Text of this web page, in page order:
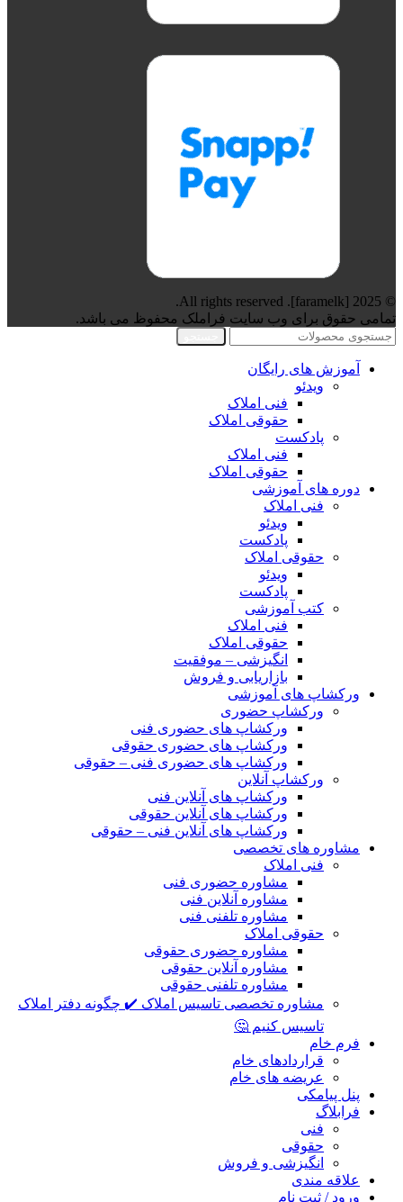
© 2025 [faramelk]. All rights reserved.
تمامی حقوق برای وب سایت فراملک محفوظ می باشد.
آموزش های رایگان
ویدئو
فنی املاک
حقوقی املاک
پادکست
فنی املاک
حقوقی املاک
دوره های آموزشی
فنی املاک
ویدئو
پادکست
حقوقی املاک
ویدئو
پادکست
کتب آموزشی
فنی املاک
حقوقی املاک
انگیزشی – موفقیت
بازاریابی و فروش
ورکشاپ های آموزشی
ورکشاپ حضوری
ورکشاپ های حضوری فنی
ورکشاپ های حضوری حقوقی
ورکشاپ های حضوری فنی – حقوقی
ورکشاپ آنلاین
ورکشاپ های آنلاین فنی
ورکشاپ های آنلاین حقوقی
ورکشاپ های آنلاین فنی – حقوقی
مشاوره های تخصصی
فنی املاک
مشاوره حضوری فنی
مشاوره آنلاین فنی
مشاوره تلفنی فنی
حقوقی املاک
مشاوره حضوری حقوقی
مشاوره آنلاین حقوقی
مشاوره تلفنی حقوقی
مشاوره تخصصی تاسیس املاک ✔️ چگونه دفتر املاک
تاسیس کنیم 🤔
فرم خام
قراردادهای خام
عریضه های خام
پنل پیامکی
فرابلاگ
فنی
حقوقی
انگیزشی و فروش
علاقه مندی
ورود / ثبت نام